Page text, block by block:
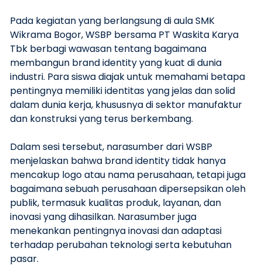
Pada kegiatan yang berlangsung di aula SMK
Wikrama Bogor, WSBP bersama PT Waskita Karya
Tbk berbagi wawasan tentang bagaimana
membangun brand identity yang kuat di dunia
industri. Para siswa diajak untuk memahami betapa
pentingnya memiliki identitas yang jelas dan solid
dalam dunia kerja, khususnya di sektor manufaktur
dan konstruksi yang terus berkembang.
Dalam sesi tersebut, narasumber dari WSBP
menjelaskan bahwa brand identity tidak hanya
mencakup logo atau nama perusahaan, tetapi juga
bagaimana sebuah perusahaan dipersepsikan oleh
publik, termasuk kualitas produk, layanan, dan
inovasi yang dihasilkan. Narasumber juga
menekankan pentingnya inovasi dan adaptasi
terhadap perubahan teknologi serta kebutuhan
pasar.